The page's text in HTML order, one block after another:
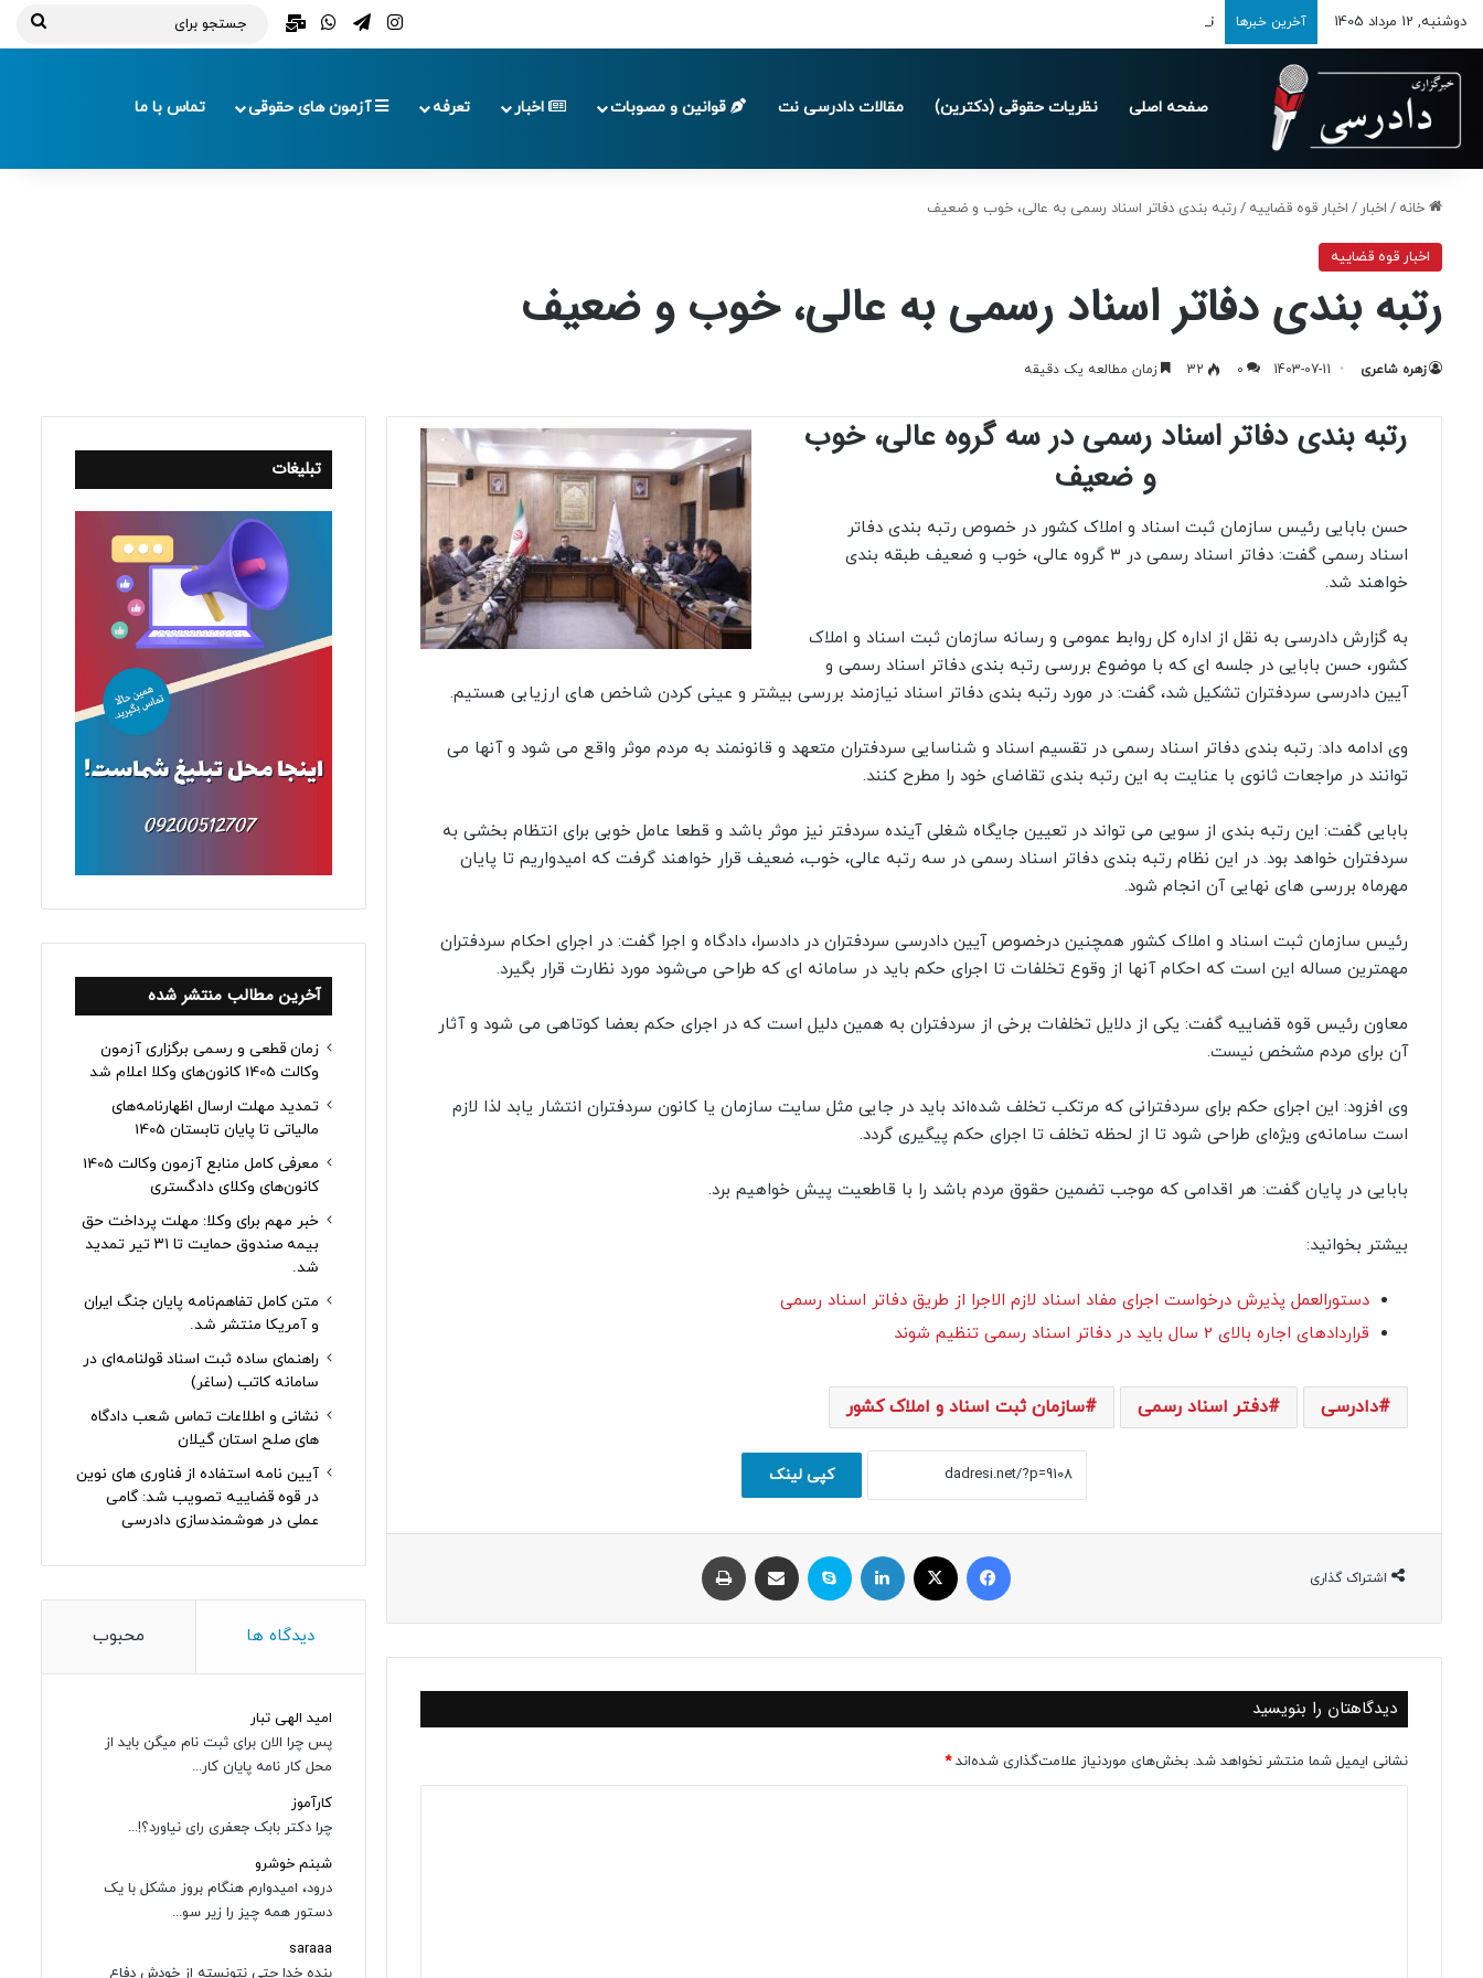
دوشنبه, 12 مرداد 1405 آخرین خبرها تمدید مهلت ارسال اظهارنامه‌های مالیاتی تا پایان تابستان 1405 اینستاگرام
تلگرامواتس آپ
ایمیل
صفحه اصلی نظریات حقوقی (دکترین) مقالات دادرسی نت قوانین و مصوبات اخبار تعرفه آزمون های حقوقی تماس با ما
خانه / اخبار / اخبار قوه قضاییه / رتبه بندی دفاتر اسناد رسمی به عالی، خوب و ضعیف
اخبار قوه قضاییه
رتبه بندی دفاتر اسناد رسمی به عالی، خوب و ضعیف
زهره شاعری 1403-07-11
0
32 زمان مطالعه یک دقیقه
رتبه بندی دفاتر اسناد رسمی در سه گروه عالی، خوب
و ضعیف
حسن بابایی رئیس سازمان ثبت اسناد و املاک کشور در خصوص رتبه بندی دفاتر
اسناد رسمی گفت: دفاتر اسناد رسمی در ۳ گروه عالی، خوب و ضعیف طبقه بندی
خواهند شد.
به گزارش دادرسی به نقل از اداره کل روابط عمومی و رسانه سازمان ثبت اسناد و املاک
کشور، حسن بابایی در جلسه ای که با موضوع بررسی رتبه بندی دفاتر اسناد رسمی و
آیین دادرسی سردفتران تشکیل شد، گفت: در مورد رتبه بندی دفاتر اسناد نیازمند بررسی بیشتر و عینی کردن شاخص های ارزیابی هستیم.
وی ادامه داد: رتبه بندی دفاتر اسناد رسمی در تقسیم اسناد و شناسایی سردفتران متعهد و قانونمند به مردم موثر واقع می شود و آنها می
توانند در مراجعات ثانوی با عنایت به این رتبه بندی تقاضای خود را مطرح کنند.
بابایی گفت: این رتبه بندی از سویی می تواند در تعیین جایگاه شغلی آینده سردفتر نیز موثر باشد و قطعا عامل خوبی برای انتظام بخشی به
سردفتران خواهد بود. در این نظام رتبه بندی دفاتر اسناد رسمی در سه رتبه عالی، خوب، ضعیف قرار خواهند گرفت که امیدواریم تا پایان
مهرماه بررسی های نهایی آن انجام شود.
رئیس سازمان ثبت اسناد و املاک کشور همچنین درخصوص آیین دادرسی سردفتران در دادسرا، دادگاه و اجرا گفت: در اجرای احکام سردفتران
مهمترین مساله این است که احکام آنها از وقوع تخلفات تا اجرای حکم باید در سامانه ای که طراحی می‌شود مورد نظارت قرار بگیرد.
معاون رئیس قوه قضاییه گفت: یکی از دلایل تخلفات برخی از سردفتران به همین دلیل است که در اجرای حکم بعضا کوتاهی می شود و آثار
آن برای مردم مشخص نیست.
وی افزود: این اجرای حکم برای سردفترانی که مرتکب تخلف شده‌اند باید در جایی مثل سایت سازمان یا کانون سردفتران انتشار یابد لذا لازم
است سامانه‌ی ویژه‌ای طراحی شود تا از لحظه تخلف تا اجرای حکم پیگیری گردد.
بابایی در پایان گفت: هر اقدامی که موجب تضمین حقوق مردم باشد را با قاطعیت پیش خواهیم برد.
بیشتر بخوانید:
دستورالعمل پذیرش درخواست اجرای مفاد اسناد لازم الاجرا از طریق دفاتر اسناد رسمی
قراردادهای اجاره بالای 2 سال باید در دفاتر اسناد رسمی تنظیم شوند
دادرسی دفتر اسناد رسمی سازمان ثبت اسناد و املاک کشور
کپی لینک
اشتراک گذاری
فیسبوک ایکس لینکداین اسکایپ اشتراک با ایمیل
دیدگاهتان را بنویسید
نشانی ایمیل شما منتشر نخواهد شد. بخش‌های موردنیاز علامت‌گذاری شده‌اند*
تبلیغات
آخرین مطالب منتشر شده
زمان قطعی و رسمی برگزاری آزمون
وکالت 1405 کانون‌های وکلا اعلام شد
تمدید مهلت ارسال اظهارنامه‌های
مالیاتی تا پایان تابستان 1405
معرفی کامل منابع آزمون وکالت 1405
کانون‌های وکلای دادگستری
خبر مهم برای وکلا: مهلت پرداخت حق
بیمه صندوق حمایت تا ۳۱ تیر تمدید
شد.
متن کامل تفاهم‌نامه پایان جنگ ایران
و آمریکا منتشر شد.
راهنمای ساده ثبت اسناد قولنامه‌ای در
سامانه کاتب (ساغر)
نشانی و اطلاعات تماس شعب دادگاه
های صلح استان گیلان
آیین نامه استفاده از فناوری های نوین
در قوه قضاییه تصویب شد: گامی
عملی در هوشمندسازی دادرسی
دیدگاه ها محبوب
امید الهی تبار
پس چرا الان برای ثبت نام میگن باید از
محل کار نامه پایان کار...
کارآموز
چرا دکتر بابک جعفری رای نیاورد؟!...
شبنم خوشرو
درود، امیدوارم هنگام بروز مشکل با یک
دستور همه چیز را زیر سو...
saraaa
بنده خدا حتی نتونسته از خودش دفاع